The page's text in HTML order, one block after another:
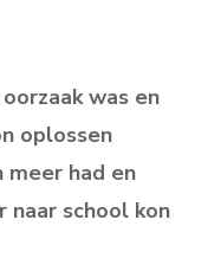
was en
oplossen
meer had en
school kon